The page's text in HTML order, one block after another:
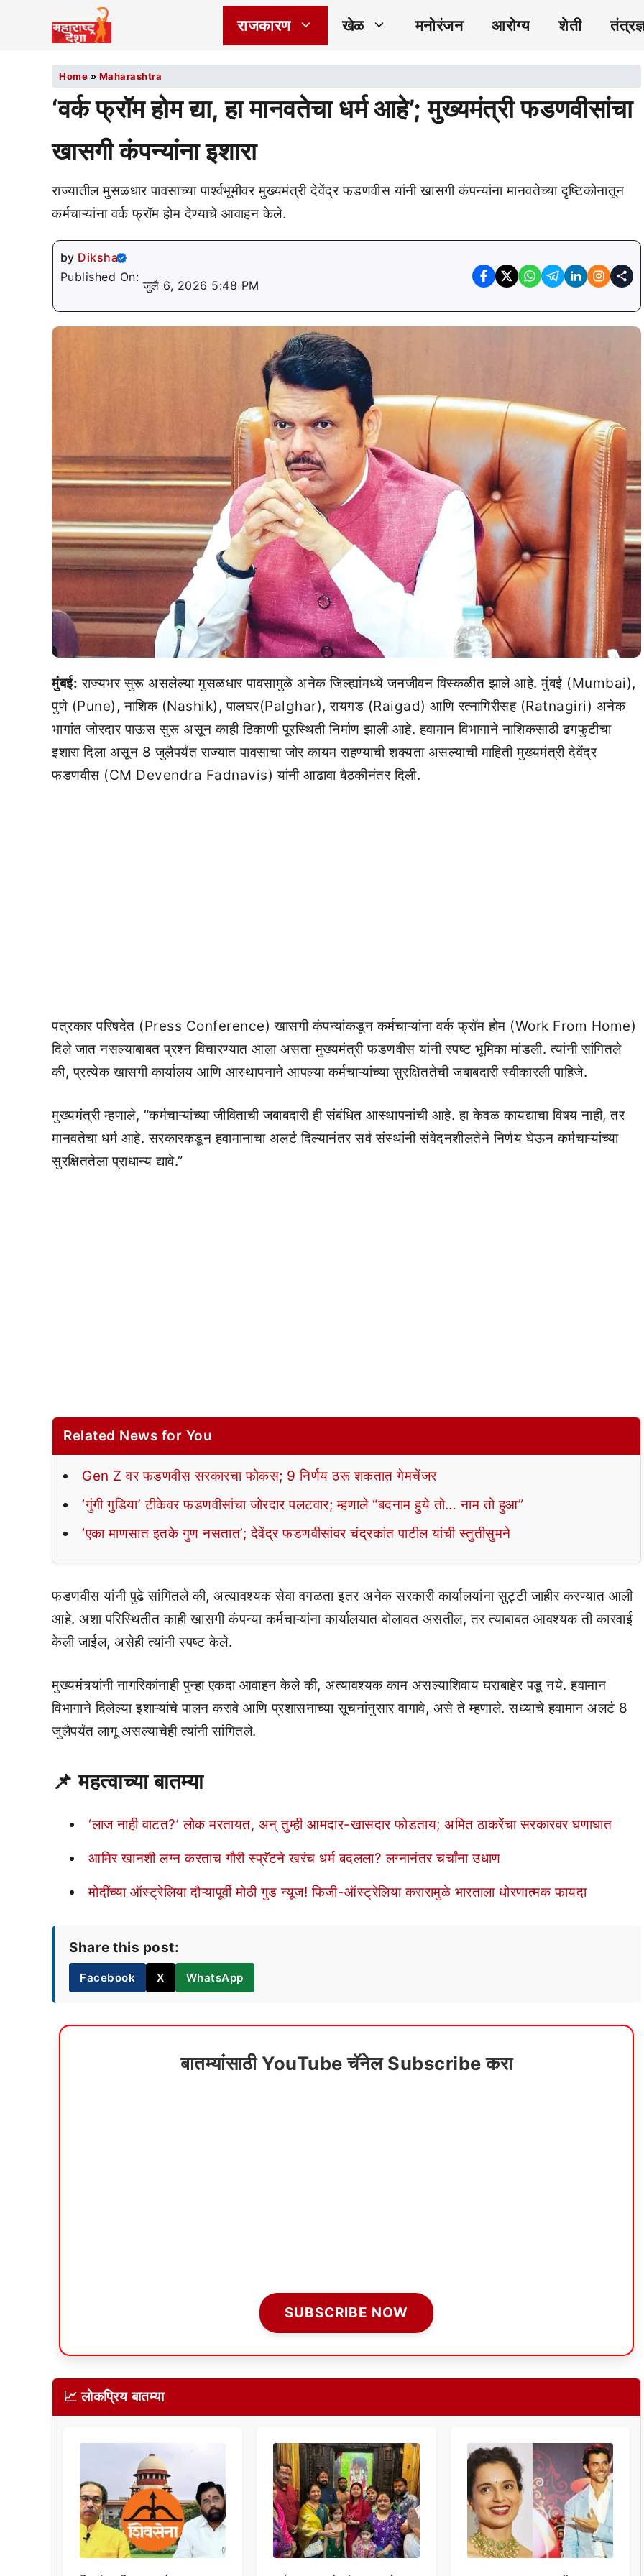
राजकारण खेळ मनोरंजन आरोग्य शेती
Home » Maharashtra
‘वर्क फ्रॉम होम द्या, हा मानवतेचा धर्म आहे’; मुख्यमंत्री फडणवीसांचा
खासगी कंपन्यांना इशारा
राज्यातील मुसळधार पावसाच्या पार्श्वभूमीवर मुख्यमंत्री देवेंद्र फडणवीस यांनी खासगी कंपन्यांना मानवतेच्या दृष्टिकोनातून
कर्मचाऱ्यांना वर्क फ्रॉम होम देण्याचे आवाहन केले.
by Diksha
Published On:
जुलै 6, 2026 5:48 PM
मुंबई: राज्यभर सुरू असलेल्या मुसळधार पावसामुळे अनेक जिल्ह्यांमध्ये जनजीवन विस्कळीत झाले आहे. मुंबई (Mumbai),
पुणे (Pune), नाशिक (Nashik), पालघर(Palghar), रायगड (Raigad) आणि रत्नागिरीसह (Ratnagiri) अनेक
भागांत जोरदार पाऊस सुरू असून काही ठिकाणी पूरस्थिती निर्माण झाली आहे. हवामान विभागाने नाशिकसाठी ढगफुटीचा
इशारा दिला असून 8 जुलैपर्यंत राज्यात पावसाचा जोर कायम राहण्याची शक्यता असल्याची माहिती मुख्यमंत्री देवेंद्र
फडणवीस (CM Devendra Fadnavis) यांनी आढावा बैठकीनंतर दिली.
पत्रकार परिषदेत (Press Conference) खासगी कंपन्यांकडून कर्मचाऱ्यांना वर्क फ्रॉम होम (Work From Home)
दिले जात नसल्याबाबत प्रश्न विचारण्यात आला असता मुख्यमंत्री फडणवीस यांनी स्पष्ट भूमिका मांडली. त्यांनी सांगितले
की, प्रत्येक खासगी कार्यालय आणि आस्थापनाने आपल्या कर्मचाऱ्यांच्या सुरक्षिततेची जबाबदारी स्वीकारली पाहिजे.
मुख्यमंत्री म्हणाले, “कर्मचाऱ्यांच्या जीविताची जबाबदारी ही संबंधित आस्थापनांची आहे. हा केवळ कायद्याचा विषय नाही, तर
मानवतेचा धर्म आहे. सरकारकडून हवामानाचा अलर्ट दिल्यानंतर सर्व संस्थांनी संवेदनशीलतेने निर्णय घेऊन कर्मचाऱ्यांच्या
सुरक्षिततेला प्राधान्य द्यावे.”
Related News for You
Gen Z वर फडणवीस सरकारचा फोकस; 9 निर्णय ठरू शकतात गेमचेंजर
‘गुंगी गुडिया’ टीकेवर फडणवीसांचा जोरदार पलटवार; म्हणाले “बदनाम हुये तो… नाम तो हुआ”
‘एका माणसात इतके गुण नसतात’; देवेंद्र फडणवीसांवर चंद्रकांत पाटील यांची स्तुतीसुमने
फडणवीस यांनी पुढे सांगितले की, अत्यावश्यक सेवा वगळता इतर अनेक सरकारी कार्यालयांना सुट्टी जाहीर करण्यात आली
आहे. अशा परिस्थितीत काही खासगी कंपन्या कर्मचाऱ्यांना कार्यालयात बोलावत असतील, तर त्याबाबत आवश्यक ती कारवाई
केली जाईल, असेही त्यांनी स्पष्ट केले.
मुख्यमंत्र्यांनी नागरिकांनाही पुन्हा एकदा आवाहन केले की, अत्यावश्यक काम असल्याशिवाय घराबाहेर पडू नये. हवामान
विभागाने दिलेल्या इशाऱ्यांचे पालन करावे आणि प्रशासनाच्या सूचनांनुसार वागावे, असे ते म्हणाले. सध्याचे हवामान अलर्ट 8
जुलैपर्यंत लागू असल्याचेही त्यांनी सांगितले.
📌महत्वाच्या बातम्या
‘लाज नाही वाटत?’ लोक मरतायत, अन् तुम्ही आमदार-खासदार फोडताय; अमित ठाकरेंचा सरकारवर घणाघात
आमिर खानशी लग्न करताच गौरी स्प्रॅटने खरंच धर्म बदलला? लग्नानंतर चर्चांना उधाण
मोदींच्या ऑस्ट्रेलिया दौऱ्यापूर्वी मोठी गुड न्यूज! फिजी-ऑस्ट्रेलिया करारामुळे भारताला धोरणात्मक फायदा
Share this post:
Facebook X WhatsApp
बातम्यांसाठी YouTube चॅनेल Subscribe करा
SUBSCRIBE NOW
📈 लोकप्रिय बातम्या